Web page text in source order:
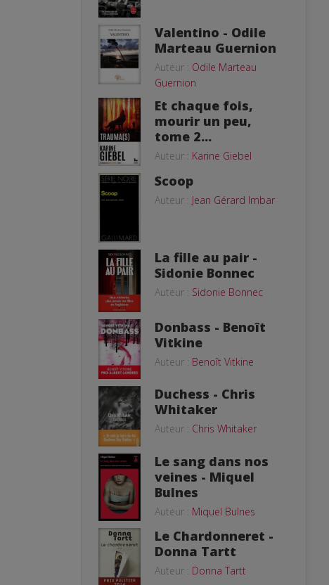
Valentino - Odile
Marteau Guernion
Auteur : Odile Marteau
Guernion
Et chaque fois,
mourir un peu,
tome 2...
Auteur : Karine Giebel
Scoop
Auteur : Jean Gérard Imbar
La fille au pair -
Sidonie Bonnec
Auteur : Sidonie Bonnec
Donbass - Benoît
Vitkine
Auteur : Benoît Vitkine
Duchess - Chris
Whitaker
Auteur : Chris Whitaker
Le sang dans nos
veines - Miquel
Bulnes
Auteur : Miquel Bulnes
Le Chardonneret -
Donna Tartt
Auteur : Donna Tartt